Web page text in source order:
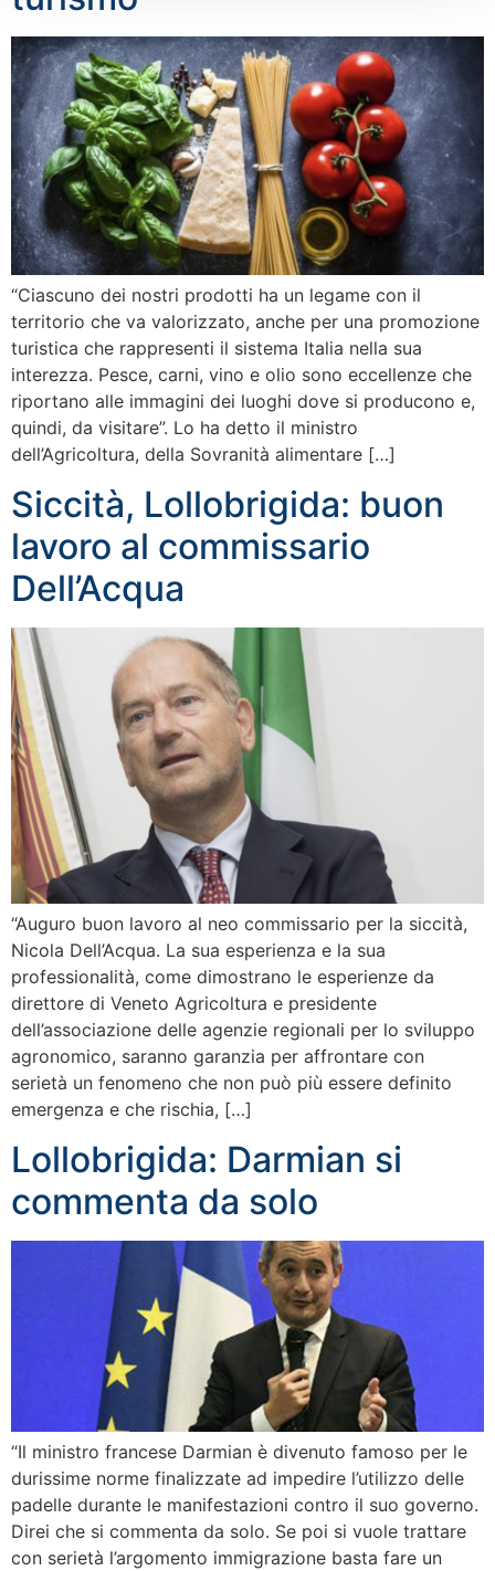
“Ciascuno dei nostri prodotti ha un legame con il
territorio che va valorizzato, anche per una promozione
turistica che rappresenti il sistema Italia nella sua
interezza. Pesce, carni, vino e olio sono eccellenze che
riportano alle immagini dei luoghi dove si producono e,
quindi, da visitare”. Lo ha detto il ministro
dell’Agricoltura, della Sovranità alimentare […]
Siccità, Lollobrigida: buon
lavoro al commissario
Dell’Acqua
“Auguro buon lavoro al neo commissario per la siccità,
Nicola Dell’Acqua. La sua esperienza e la sua
professionalità, come dimostrano le esperienze da
direttore di Veneto Agricoltura e presidente
dell’associazione delle agenzie regionali per lo sviluppo
agronomico, saranno garanzia per affrontare con
serietà un fenomeno che non può più essere definito
emergenza e che rischia, […]
Lollobrigida: Darmian si
commenta da solo
“Il ministro francese Darmian è divenuto famoso per le
durissime norme finalizzate ad impedire l’utilizzo delle
padelle durante le manifestazioni contro il suo governo.
Direi che si commenta da solo. Se poi si vuole trattare
con serietà l’argomento immigrazione basta fare un